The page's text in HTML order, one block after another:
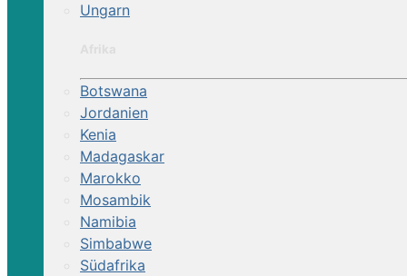
Ungarn
Botswana
Jordanien
Kenia
Madagaskar
Marokko
Mosambik
Namibia
Simbabwe
Südafrika